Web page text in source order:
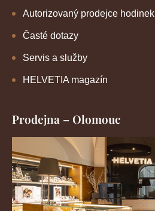
Autorizovaný prodejce hodinek
Časté dotazy
Servis a služby
HELVETIA magazín
Prodejna – Olomouc